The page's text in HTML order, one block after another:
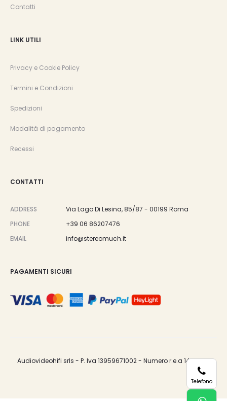
Contatti
LINK UTILI
Privacy e Cookie Policy
Termini e Condizioni
Spedizioni
Modalità di pagamento
Recessi
CONTATTI
ADDRESS
Via Lago Di Lesina, 85/87 - 00199 Roma
PHONE
+39 06 86207476
EMAIL
info@stereomuch.it
PAGAMENTI SICURI
Audiovideohifi srls - P. Iva 13959671002 - Numero r.e.a 1487033.
Telefono